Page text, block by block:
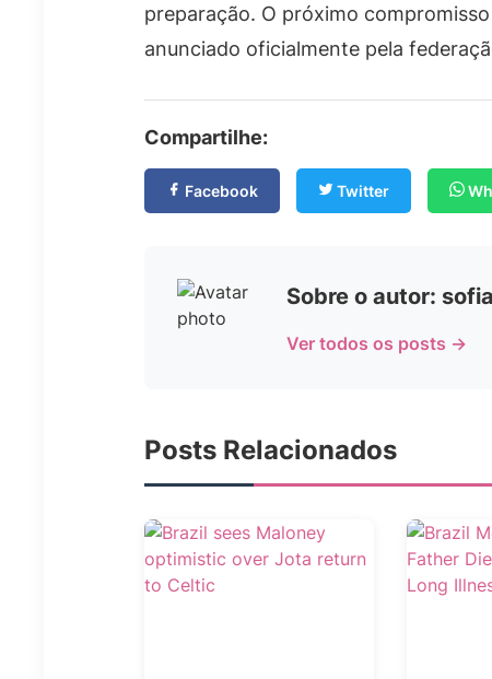
preparação. O próximo
anunciado oficialmente pela
Compartilhe:
Facebook Twitter
Sobre o autor:
Ver todos os posts →
Posts Relacionados